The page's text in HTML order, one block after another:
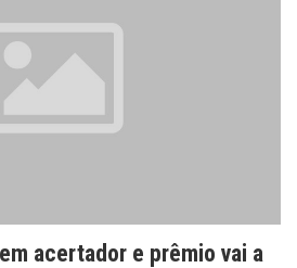
acertador e prêmio vai a